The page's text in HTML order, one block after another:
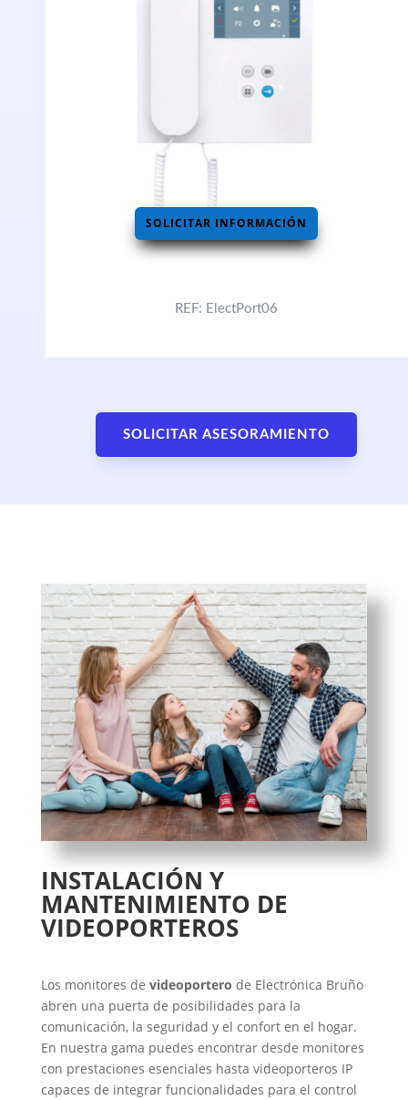
SOLICITAR INFORMACIÓN
REF: ElectPort06
SOLICITAR ASESORAMIENTO
INSTALACIÓN Y
MANTENIMIENTO DE
VIDEOPORTEROS
Los monitores de videoportero de Electrónica Bruño
abren una puerta de posibilidades para la
comunicación, la seguridad y el confort en el hogar.
En nuestra gama puedes encontrar desde monitores
con prestaciones esenciales hasta videoporteros IP
capaces de integrar funcionalidades para el control